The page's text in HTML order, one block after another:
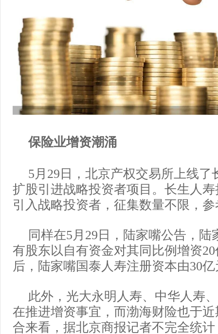
保险业增资潮涌
5月29日，北京产权交易所上线了
扩股引进战略投资者项目。长生人
引入战略投资者，征集数量不限，
同样在5月29日，陆家嘴公告，陆
有股东以自有资金对其同比例增资
后，陆家嘴国泰人寿注册资本由30
此外，光大永明人寿、中华人寿
在推进增资事宜，而渤海财险也于
合来看，据北京商报记者不完全统